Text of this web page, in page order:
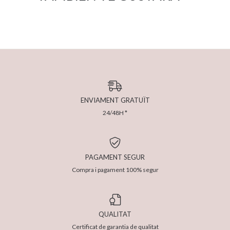
ENVIAMENT GRATUÏT
24/48H *
PAGAMENT SEGUR
Compra i pagament 100% segur
QUALITAT
Certificat de garantia de qualitat